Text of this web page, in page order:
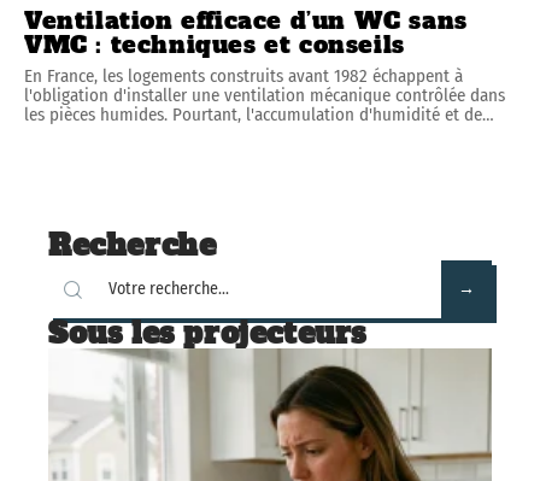
Ventilation efficace d’un WC sans
VMC : techniques et conseils
En France, les logements construits avant 1982 échappent à
l'obligation d'installer une ventilation mécanique contrôlée dans
les pièces humides. Pourtant, l'accumulation d'humidité et de…
Recherche
Sous les projecteurs